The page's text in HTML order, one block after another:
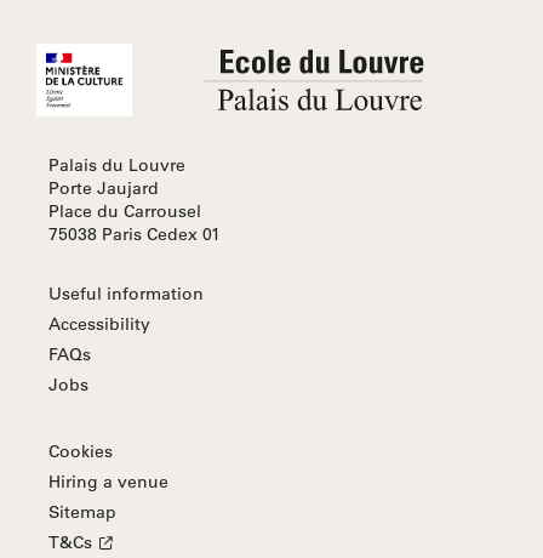
Palais du Louvre
Porte Jaujard
Place du Carrousel
75038 Paris Cedex 01
Useful information
Accessibility
FAQs
Jobs
Cookies
Hiring a venue
Sitemap
T&Cs